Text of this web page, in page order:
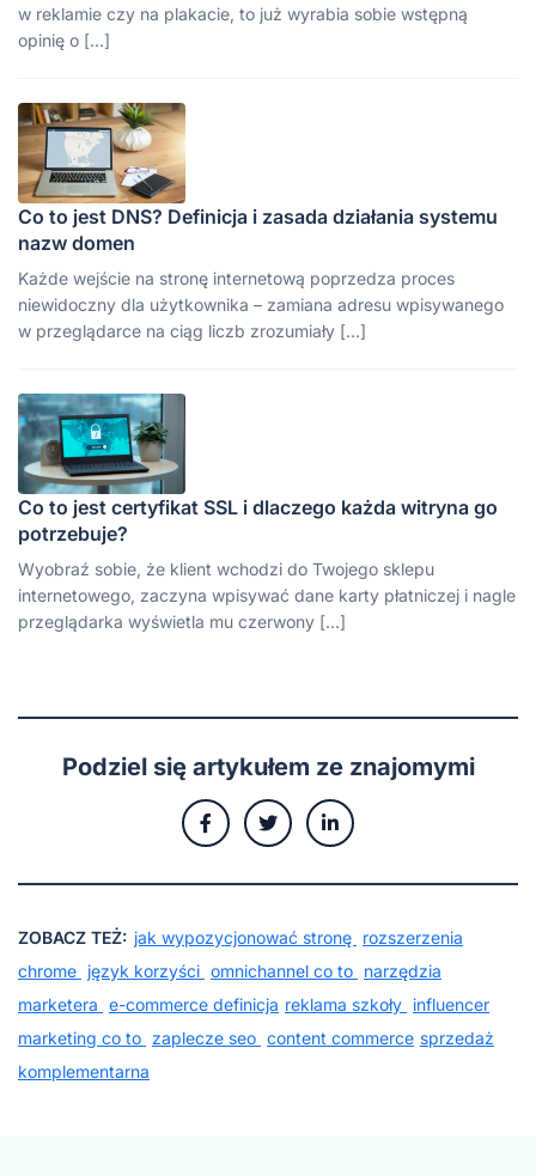
w reklamie czy na plakacie, to już wyrabia sobie wstępną
opinię o […]
Co to jest DNS? Definicja i zasada działania systemu
nazw domen
Każde wejście na stronę internetową poprzedza proces
niewidoczny dla użytkownika – zamiana adresu wpisywanego
w przeglądarce na ciąg liczb zrozumiały […]
Co to jest certyfikat SSL i dlaczego każda witryna go
potrzebuje?
Wyobraź sobie, że klient wchodzi do Twojego sklepu
internetowego, zaczyna wpisywać dane karty płatniczej i nagle
przeglądarka wyświetla mu czerwony […]
Podziel się artykułem ze znajomymi
ZOBACZ TEŻ: jak wypozycjonować stronę rozszerzenia
chrome język korzyści omnichannel co to narzędzia
marketera e-commerce definicja reklama szkoły influencer
marketing co to zaplecze seo content commerce sprzedaż
komplementarna